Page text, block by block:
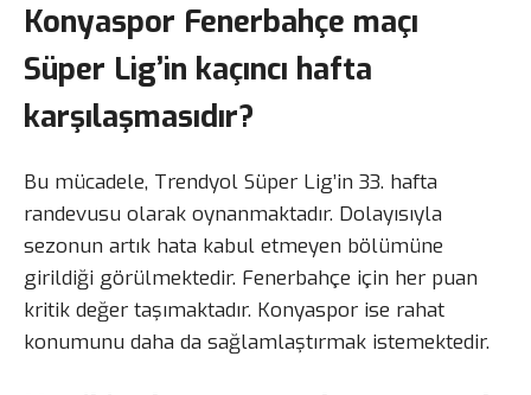
Konyaspor Fenerbahçe maçı
Süper Lig’in kaçıncı hafta
karşılaşmasıdır?
Bu mücadele, Trendyol Süper Lig’in 33. hafta
randevusu olarak oynanmaktadır. Dolayısıyla
sezonun artık hata kabul etmeyen bölümüne
girildiği görülmektedir. Fenerbahçe için her puan
kritik değer taşımaktadır. Konyaspor ise rahat
konumunu daha da sağlamlaştırmak istemektedir.